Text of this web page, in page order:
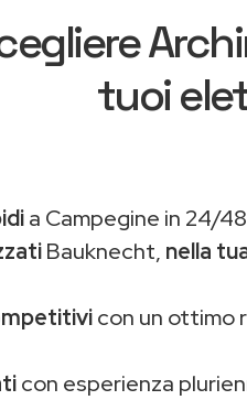
tuoi
a Campegine in 24/
Bauknecht, nella
con un ottimo
con esperienza